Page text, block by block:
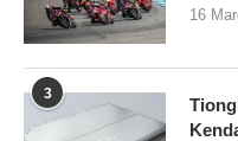
16
3